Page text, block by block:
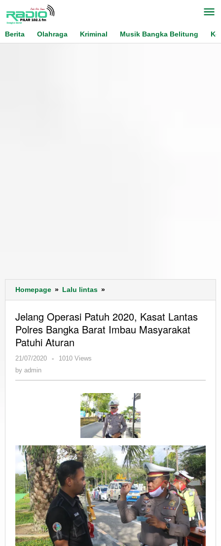
content
Berita
Olahraga Kriminal Musik Bangka Belitung
Homepage » Lalu lintas »
Operasi
2020,
Kasat
Imbau
Masyarakat
Patuhi
Aturan
Jelang Operasi Patuh 2020, Kasat Lantas
Polres Bangka Barat Imbau Masyarakat
Patuhi Aturan
21/07/2020
by
-
1010 Views
by admin